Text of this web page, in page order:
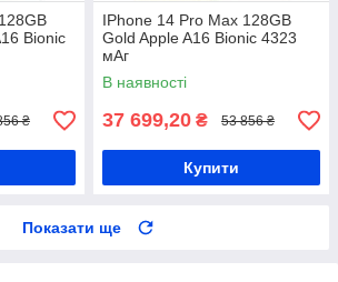
Bionic
₴
IPhone 14 Pro Max 128GB
Gold Apple A16 Bionic 4323
мАг
В наявності
37 699,20 ₴ 53 856 ₴
Купити
Показати ще